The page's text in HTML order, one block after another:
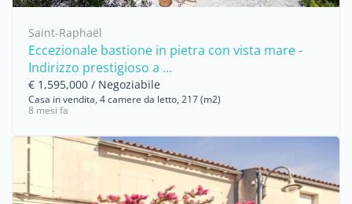
Saint-Raphaël
Eccezionale bastione in pietra con vista mare -
Indirizzo prestigioso a ...
€ 1,595,000 / Negoziabile
Casa in vendita, 4 camere da letto, 217 (m2)
8 mesi fa